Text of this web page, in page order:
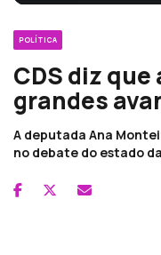
POLÍTICA
CDS diz
grandes
A deputada Ana
no debate do estado